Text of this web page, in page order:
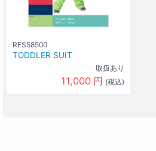
RES58500
TODDLER SUIT
取扱あり
11,000 円 (税込)